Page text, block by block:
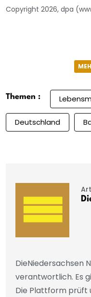
Copyright 2026, dpa
Themen :
Deutschland
DieNiedersachsen
verantwortlich. Es
Die Plattform prüft